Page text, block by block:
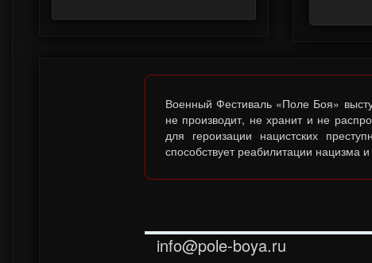
Военный Фестиваль «Поле Боя»
не производит, не хранит и не
для героизации нацистских
способствует реабилитации нацизма
info@pole-boya.ru